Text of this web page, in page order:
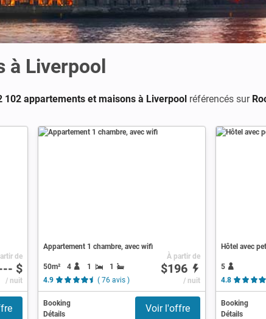
à Liverpool
102 appartements et maisons à Liverpool référencés sur
de
$
/ nuit
Appartement 1 chambre, avec wifi
50m² 4 1
1
4.9
( 76 avis )
À partir de
$196
/ nuit
Booking
Détails
Voir l'offre
Hôtel avec
5
4.8
Booking
Détails